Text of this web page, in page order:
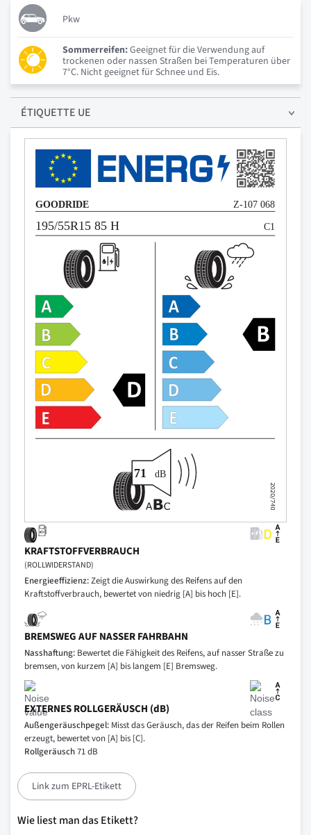
Pkw
Sommerreifen:Geeignet für die Verwendung auf
trockenen oder nassen Straßen bei Temperaturen über
7°C. Nicht geeignet für Schnee und Eis.
ÉTIQUETTE UE
KRAFTSTOFFVERBRAUCH
(ROLLWIDERSTAND)
Energieeffizienz:Zeigt die Auswirkung des Reifens auf den
Kraftstoffverbrauch, bewertet von niedrig [A] bis hoch [E].
BREMSWEG AUF NASSER FAHRBAHN
Nasshaftung: Bewertet die Fähigkeit des Reifens, auf nasser Straße zu
bremsen, von kurzem [A] bis langem [E] Bremsweg.
EXTERNES ROLLGERÄUSCH (dB)
Außengeräuschpegel: Misst das Geräusch, das der Reifen beim Rollen
erzeugt, bewertet von [A] bis [C].
Rollgeräusch71 dB
Link zum EPRL-Etikett
Wie liest man das Etikett?